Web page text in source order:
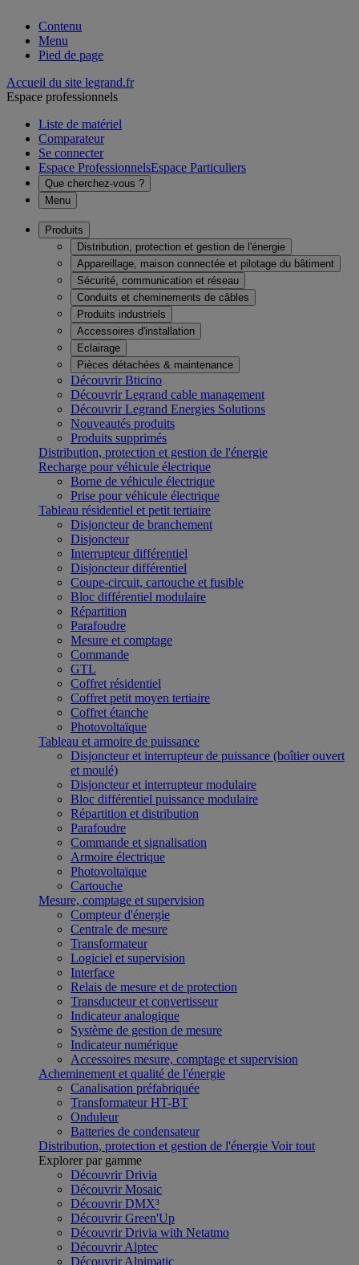
Contenu
Menu
Pied de page
Accueil du site legrand.fr
Espace professionnels
Liste de matériel
Comparateur
Se connecter
Espace ProfessionnelsEspace Particuliers
Que cherchez-vous ?
Menu
Produits
Distribution, protection et gestion de l'énergie
Appareillage, maison connectée et pilotage du bâtiment
Sécurité, communication et réseau
Conduits et cheminements de câbles
Produits industriels
Accessoires d'installation
Eclairage
Pièces détachées & maintenance
Découvrir Bticino
Découvrir Legrand cable management
Découvrir Legrand Energies Solutions
Nouveautés produits
Produits supprimés
Distribution, protection et gestion de l'énergie
Recharge pour véhicule électrique
Borne de véhicule électrique
Prise pour véhicule électrique
Tableau résidentiel et petit tertiaire
Disjoncteur de branchement
Disjoncteur
Interrupteur différentiel
Disjoncteur différentiel
Coupe-circuit, cartouche et fusible
Bloc différentiel modulaire
Répartition
Parafoudre
Mesure et comptage
Commande
GTL
Coffret résidentiel
Coffret petit moyen tertiaire
Coffret étanche
Photovoltaïque
Tableau et armoire de puissance
Disjoncteur et interrupteur de puissance (boîtier ouvert
et moulé)
Disjoncteur et interrupteur modulaire
Bloc différentiel puissance modulaire
Répartition et distribution
Parafoudre
Commande et signalisation
Armoire électrique
Photovoltaïque
Cartouche
Mesure, comptage et supervision
Compteur d'énergie
Centrale de mesure
Transformateur
Logiciel et supervision
Interface
Relais de mesure et de protection
Transducteur et convertisseur
Indicateur analogique
Système de gestion de mesure
Indicateur numérique
Accessoires mesure, comptage et supervision
Acheminement et qualité de l'énergie
Canalisation préfabriquée
Transformateur HT-BT
Onduleur
Batteries de condensateur
Distribution, protection et gestion de l'énergie Voir tout
Explorer par gamme
Découvrir Drivia
Découvrir Mosaic
Découvrir DMX³
Découvrir Green'Up
Découvrir Drivia with Netatmo
Découvrir Alptec
Découvrir Alpimatic